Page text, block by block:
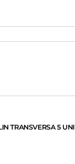
TRANSVERSA 5